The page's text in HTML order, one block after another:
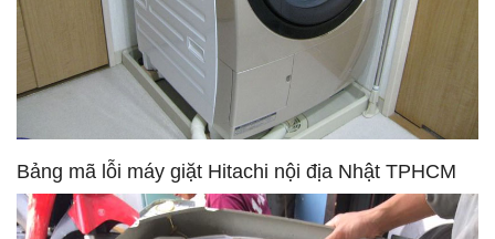
Bảng mã lỗi máy giặt Hitachi nội địa Nhật TPHCM